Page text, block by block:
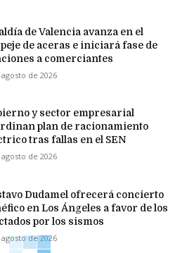
de Valencia avanza en el
de aceras e iniciará fase de
a comerciantes
de 2026
y sector empresarial
plan de racionamiento
tras fallas en el SEN
de 2026
Dudamel ofrecerá concierto
en Los Ángeles a favor de los
por los sismos
de 2026